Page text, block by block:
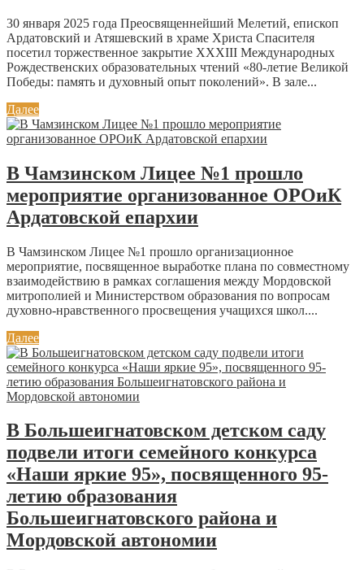
30 января 2025 года Преосвященнейший Мелетий, епископ
Ардатовский и Атяшевский в храме Христа Спасителя
посетил торжественное закрытие XXXIII Международных
Рождественских образовательных чтений «80-летие Великой
Победы: память и духовный опыт поколений». В зале...
Далее
В Чамзинском Лицее №1 прошло
мероприятие организованное ОРОиК
Ардатовской епархии
В Чамзинском Лицее №1 прошло организационное
мероприятие, посвященное выработке плана по совместному
взаимодействию в рамках соглашения между Мордовской
митрополией и Министерством образования по вопросам
духовно-нравственного просвещения учащихся школ....
Далее
В Большеигнатовском детском саду
подвели итоги семейного конкурса
«Наши яркие 95», посвященного 95-
летию образования
Большеигнатовского района и
Мордовской автономии